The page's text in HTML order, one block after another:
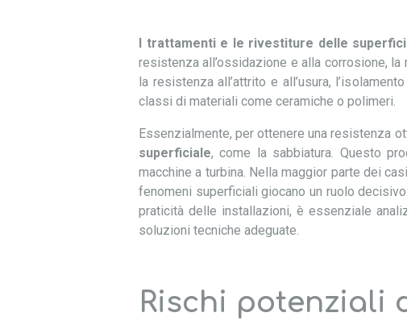
I trattamenti e le rivestiture delle superfici
resistenza all’ossidazione e alla corrosione,
la resistenza all’attrito e all’usura,
classi di materiali come ceramiche o polimeri.
Essenzialmente, per ottenere una resistenza
superficiale, come la sabbiatura. Questo
macchine a turbina. Nella maggior parte dei
fenomeni superficiali giocano un ruolo
praticità delle installazioni, è essenziale
soluzioni tecniche adeguate.
Rischi potenziali